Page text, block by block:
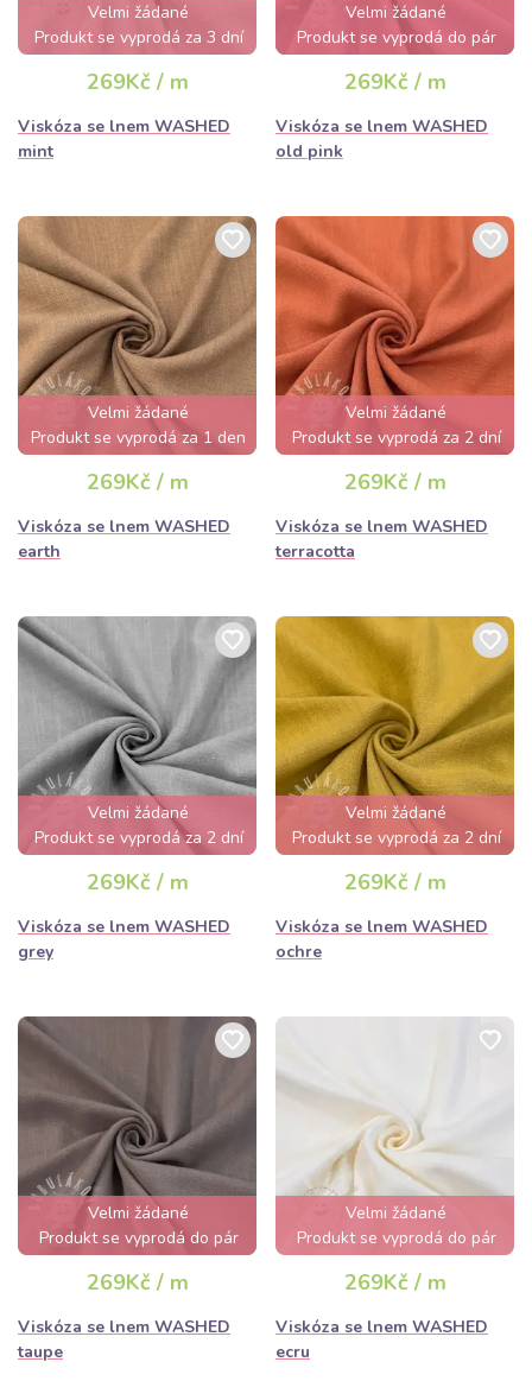
Velmi žádané
Produkt se vyprodá za 3 dní
269Kč / m
Viskóza se lnem WASHED
mint
Velmi žádané
Produkt se vyprodá do pár
hodin
269Kč / m
Viskóza se lnem WASHED
old pink
Velmi žádané
Produkt se vyprodá za 1 den
269Kč / m
Viskóza se lnem WASHED
earth
Velmi žádané
Produkt se vyprodá za 2 dní
269Kč / m
Viskóza se lnem WASHED
terracotta
Velmi žádané
Produkt se vyprodá za 2 dní
269Kč / m
Viskóza se lnem WASHED
grey
Velmi žádané
Produkt se vyprodá za 2 dní
269Kč / m
Viskóza se lnem WASHED
ochre
Velmi žádané
Produkt se vyprodá do pár
hodin
269Kč / m
Viskóza se lnem WASHED
taupe
Velmi žádané
Produkt se vyprodá do pár
hodin
269Kč / m
Viskóza se lnem WASHED
ecru